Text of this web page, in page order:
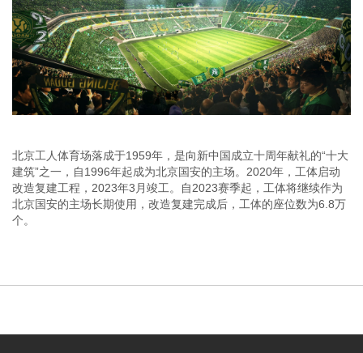
北京工人体育场落成于1959年，是向新中国成立十周年献礼的“十大
建筑”之一，自1996年起成为北京国安的主场。2020年，工体启动
改造复建工程，2023年3月竣工。自2023赛季起，工体将继续作为
北京国安的主场长期使用，改造复建完成后，工体的座位数为6.8万
个。